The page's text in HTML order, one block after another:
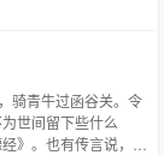
骑青牛过函谷关。令
世间留下些什么
》。也有传言说，老